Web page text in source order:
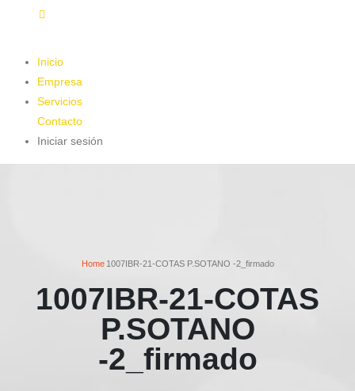
Inicio
Empresa
Servicios
Contacto
Iniciar sesión
Home 1007IBR-21-COTAS P.SOTANO -2_firmado
1007IBR-21-COTAS
P.SOTANO
-2_firmado